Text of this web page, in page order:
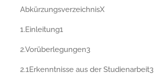
AbkürzungsverzeichnisX
1.Einleitung1
2.Vorüberlegungen3
2.1Erkenntnisse aus der Studienarbeit3